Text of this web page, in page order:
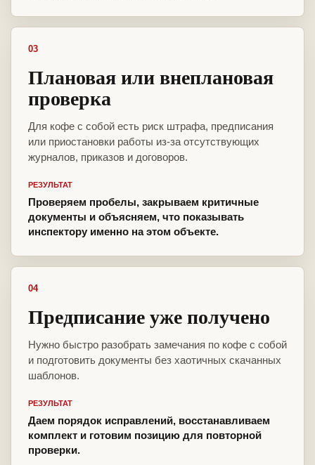
03
Плановая или внеплановая
проверка
Для кофе с собой есть риск штрафа, предписания
или приостановки работы из-за отсутствующих
журналов, приказов и договоров.
РЕЗУЛЬТАТ
Проверяем пробелы, закрываем критичные
документы и объясняем, что показывать
инспектору именно на этом объекте.
04
Предписание уже получено
Нужно быстро разобрать замечания по кофе с собой
и подготовить документы без хаотичных скачанных
шаблонов.
РЕЗУЛЬТАТ
Даем порядок исправлений, восстанавливаем
комплект и готовим позицию для повторной
проверки.